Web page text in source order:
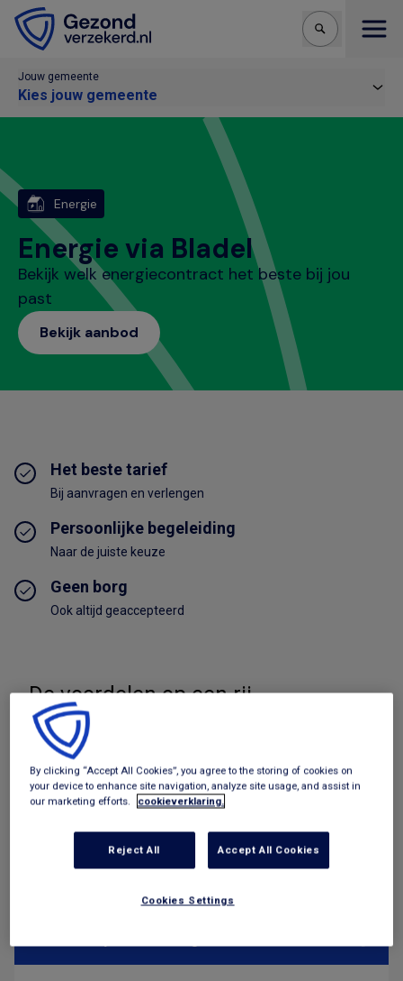
Jouw gemeente
Kies jouw gemeente
Energie
Energie via Bladel
Bekijk welk energiecontract het beste bij jou
past
Bekijk aanbod
Het beste tarief
Bij aanvragen en verlengen
Persoonlijke begeleiding
Naar de juiste keuze
Geen borg
Ook altijd geaccepteerd
De voordelen op een rij
Bekijk aanbod
Beste tarief per aanbieder
By clicking “Accept All Cookies”, you agree to the storing of cookies on
your device to enhance site navigation, analyze site usage, and assist in
our marketing efforts.
cookieverklaring.
Reject All Accept All Cookies
Cookies Settings